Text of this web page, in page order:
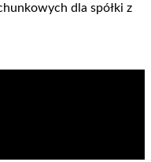
dla spółki z